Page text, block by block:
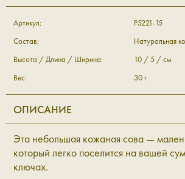
Артикул:
P5221-15
Состав:
Натуральная
Высота / Длина / Ширина:
10 / 5 / см
Вес:
30 г
ОПИСАНИЕ
Эта небольшая кожаная сова —
который легко поселится на вашей
ключах.